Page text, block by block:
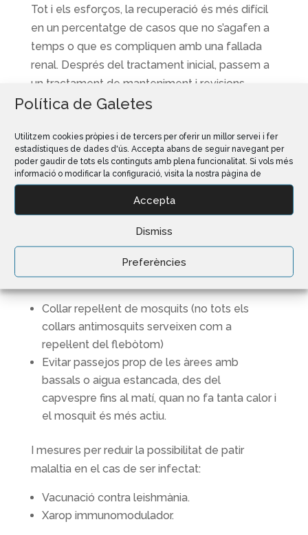
Política de Galetes
Utilitzem cookies pròpies i de tercers per oferir un millor servei i fer
estadístiques de dades d'ús. Accepta abans de seguir navegant per
poder gaudir de tots els continguts amb plena funcionalitat. Si vols més
informació o modificar la configuració, visita la nostra pàgina de
Accepta
Dismiss
Preferències
Tot i els esforços, la recuperació és més difícil
en un percentatge de casos que no s’agafen a
temps o que es compliquen amb una fallada
renal. Després del tractament inicial, passem a
un tractament de manteniment i revisions
periòdiques per assegurar-nos que tot va bé i
malauradament, la medicació no elimina el
paràsit completament; aquest, crea formes de
resistència que romanen latents i poden fer
eclosió amb el temps, per exemple, aprofitant
una baixada de les defenses per una altra
malaltia o per estrès.
Hi ha certes mesures preventives que ajuden a
evitar el contagi:
Collar repel·lent de mosquits (no tots els
collars antimosquits serveixen com a
repel·lent del flebòtom)
Evitar passejos prop de les àrees amb
bassals o aigua estancada, des del
capvespre fins al matí, quan no fa tanta calor i
el mosquit és més actiu.
I mesures per reduir la possibilitat de patir
malaltia en el cas de ser infectat:
Vacunació contra leishmània.
Xarop immunomodulador.